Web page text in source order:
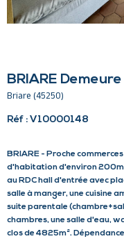
BRIARE
Briare (45250)
Réf : V10000148
BRIARE - Proche
d'habitation d'environ
au RDC hall d'entrée avec
salle à manger, une cuisine
suite parentale
chambres, une salle d'eau,
clos de 4825m².